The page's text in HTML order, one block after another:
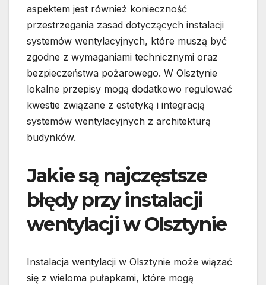
aspektem jest również konieczność
przestrzegania zasad dotyczących instalacji
systemów wentylacyjnych, które muszą być
zgodne z wymaganiami technicznymi oraz
bezpieczeństwa pożarowego. W Olsztynie
lokalne przepisy mogą dodatkowo regulować
kwestie związane z estetyką i integracją
systemów wentylacyjnych z architekturą
budynków.
Jakie są najczęstsze
błędy przy instalacji
wentylacji w Olsztynie
Instalacja wentylacji w Olsztynie może wiązać
się z wieloma pułapkami, które mogą